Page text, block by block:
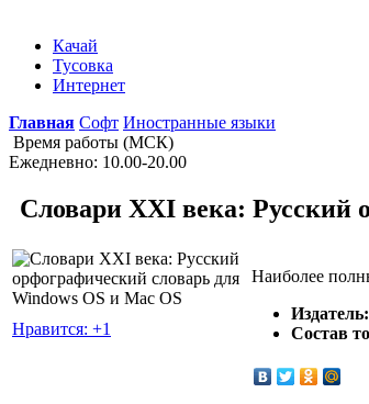
Качай
Тусовка
Интернет
Главная Софт Иностранные языки
Время работы (МСК)
Ежедневно: 10.00-20.00
Словари XXI века: Русский
Нравится: +1
Наиболее
Издатель:
Состав